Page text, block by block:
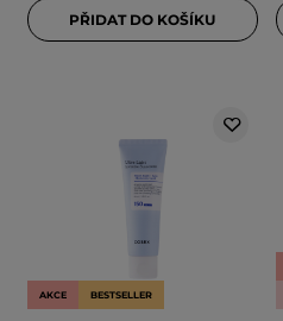
PŘIDAT DO KOŠÍKU
AKCE BESTSELLER